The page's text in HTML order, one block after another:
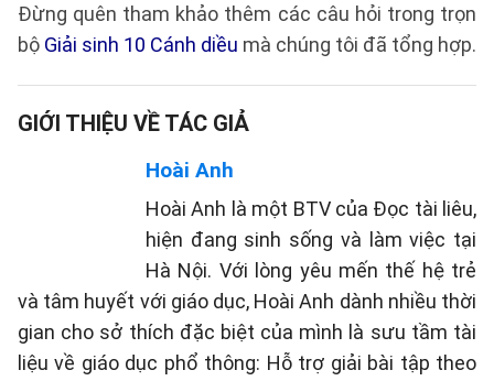
Đừng quên tham khảo thêm các câu hỏi trong trọn
bộ Giải sinh 10 Cánh diều mà chúng tôi đã tổng hợp.
GIỚI THIỆU VỀ TÁC GIẢ
Hoài Anh
Hoài Anh là một BTV của Đọc tài liêu,
hiện đang sinh sống và làm việc tại
Hà Nội. Với lòng yêu mến thế hệ trẻ
và tâm huyết với giáo dục, Hoài Anh dành nhiều thời
gian cho sở thích đặc biệt của mình là sưu tầm tài
liệu về giáo dục phổ thông: Hỗ trợ giải bài tập theo